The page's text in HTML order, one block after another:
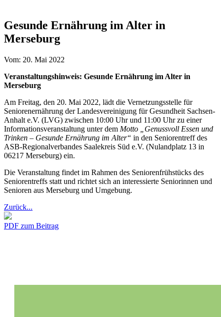
Gesunde Ernährung im Alter in
Merseburg
Vom: 20. Mai 2022
Veranstaltungshinweis: Gesunde Ernährung im Alter in
Merseburg
Am Freitag, den 20. Mai 2022, lädt die Vernetzungsstelle für
Seniorenernährung der Landesvereinigung für Gesundheit Sachsen-
Anhalt e.V. (LVG) zwischen 10:00 Uhr und 11:00 Uhr zu einer
Informationsveranstaltung unter dem Motto „Genussvoll Essen und
Trinken – Gesunde Ernährung im Alter“ in den Seniorentreff des
ASB-Regionalverbandes Saalekreis Süd e.V. (Nulandplatz 13 in
06217 Merseburg) ein.
Die Veranstaltung findet im Rahmen des Seniorenfrühstücks des
Seniorentreffs statt und richtet sich an interessierte Seniorinnen und
Senioren aus Merseburg und Umgebung.
Zurück...
PDF zum Beitrag